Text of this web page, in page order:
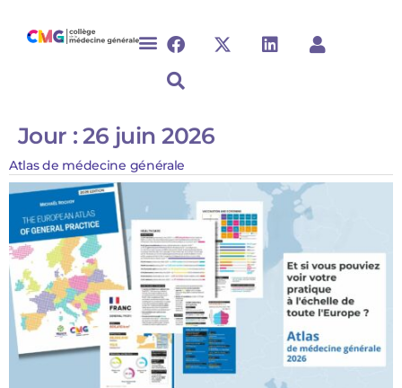
Jour :26 juin 2026
Atlas de médecine générale